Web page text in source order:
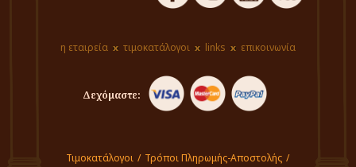
η εταιρεία τιμοκατάλογοι links επικοινωνία
Δεχόμαστε:
Τιμοκατάλογοι / Τρόποι Πληρωμής-Αποστολής /